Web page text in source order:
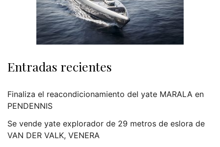
Entradas recientes
Finaliza el reacondicionamiento del yate MARALA en
PENDENNIS
Se vende yate explorador de 29 metros de eslora de
VAN DER VALK, VENERA